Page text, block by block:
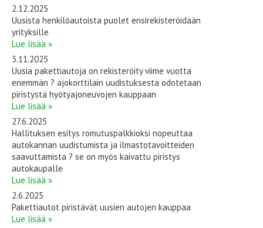
2.12.2025
Uusista henkilöautoista puolet ensirekisteröidään
yrityksille
Lue lisää »
3.11.2025
Uusia pakettiautoja on rekisteröity viime vuotta
enemmän ? ajokorttilain uudistuksesta odotetaan
piristystä hyötyajoneuvojen kauppaan
Lue lisää »
27.6.2025
Hallituksen esitys romutuspalkkioksi nopeuttaa
autokannan uudistumista ja ilmastotavoitteiden
saavuttamista ? se on myös kaivattu piristys
autokaupalle
Lue lisää »
2.6.2025
Pakettiautot piristävät uusien autojen kauppaa
Lue lisää »